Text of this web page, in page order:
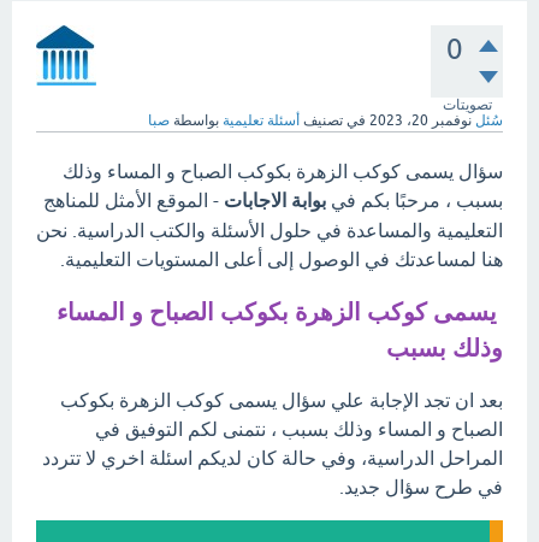
0
تصويتات
سُئل نوفمبر 20، 2023 في تصنيف أسئلة تعليمية بواسطة صبا
سؤال يسمى كوكب الزهرة بكوكب الصباح و المساء وذلك
بسبب ، مرحبًا بكم في بوابة الاجابات - الموقع الأمثل للمناهج
التعليمية والمساعدة في حلول الأسئلة والكتب الدراسية. نحن
هنا لمساعدتك في الوصول إلى أعلى المستويات التعليمية.
يسمى كوكب الزهرة بكوكب الصباح و المساء
وذلك بسبب
بعد ان تجد الإجابة علي سؤال يسمى كوكب الزهرة بكوكب
الصباح و المساء وذلك بسبب ، نتمنى لكم التوفيق في
المراحل الدراسية، وفي حالة كان لديكم اسئلة اخري لا تتردد
في طرح سؤال جديد.